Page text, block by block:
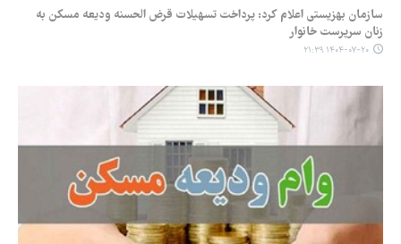
سازمان بهزیستی اعلام کرد: پرداخت تسهیلات قرض الحسنه ودیعه مسکن به
زنان سرپرست خانوار
۱۴۰۴-۰۷-۲۰ ۲۱:۳۹